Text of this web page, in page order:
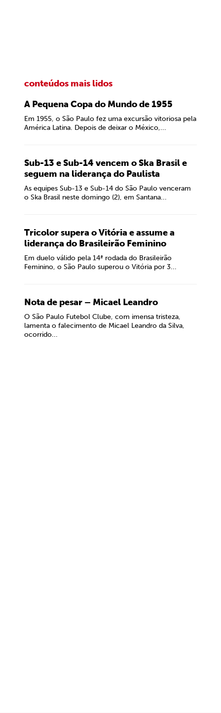
conteúdos mais lidos
A Pequena Copa do Mundo de 1955
Em 1955, o São Paulo fez uma excursão vitoriosa pela
América Latina. Depois de deixar o México,...
Sub-13 e Sub-14 vencem o Ska Brasil e
seguem na liderança do Paulista
As equipes Sub-13 e Sub-14 do São Paulo venceram
o Ska Brasil neste domingo (2), em Santana...
Tricolor supera o Vitória e assume a
liderança do Brasileirão Feminino
Em duelo válido pela 14ª rodada do Brasileirão
Feminino, o São Paulo superou o Vitória por 3...
Nota de pesar – Micael Leandro
O São Paulo Futebol Clube, com imensa tristeza,
lamenta o falecimento de Micael Leandro da Silva,
ocorrido...